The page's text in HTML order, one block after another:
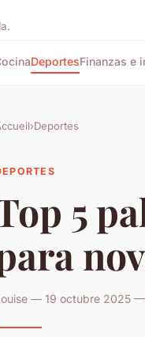
DeportesFinanzas e
›Deportes
5
— 19 octubre 2025